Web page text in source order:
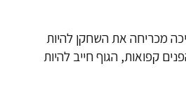
מכריחה את השחקן להיות
קפואות, הגוף חייב להיות